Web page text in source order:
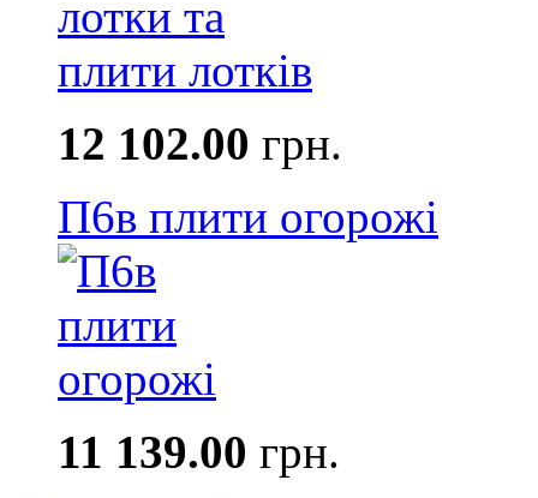
12 102.00 грн.
П6в плити огорожі
11 139.00 грн.